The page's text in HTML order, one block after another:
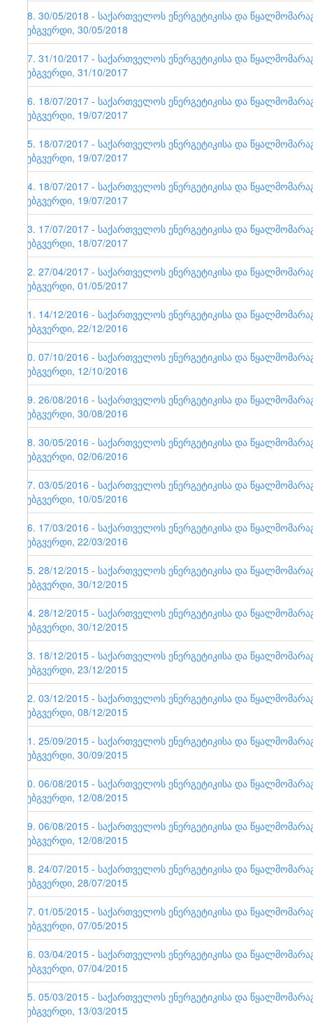
88. 30/05/2018 - საქართველოს ენერგეტიკისა და
ვებგვერდი, 30/05/2018
87. 31/10/2017 - საქართველოს ენერგეტიკისა და
ვებგვერდი, 31/10/2017
86. 18/07/2017 - საქართველოს ენერგეტიკისა და
ვებგვერდი, 19/07/2017
85. 18/07/2017 - საქართველოს ენერგეტიკისა და
ვებგვერდი, 19/07/2017
84. 18/07/2017 - საქართველოს ენერგეტიკისა და
ვებგვერდი, 19/07/2017
83. 17/07/2017 - საქართველოს ენერგეტიკისა და
ვებგვერდი, 18/07/2017
82. 27/04/2017 - საქართველოს ენერგეტიკისა და
ვებგვერდი, 01/05/2017
81. 14/12/2016 - საქართველოს ენერგეტიკისა და
ვებგვერდი, 22/12/2016
80. 07/10/2016 - საქართველოს ენერგეტიკისა და
ვებგვერდი, 12/10/2016
79. 26/08/2016 - საქართველოს ენერგეტიკისა და
ვებგვერდი, 30/08/2016
78. 30/05/2016 - საქართველოს ენერგეტიკისა და
ვებგვერდი, 02/06/2016
77. 03/05/2016 - საქართველოს ენერგეტიკისა და
ვებგვერდი, 10/05/2016
76. 17/03/2016 - საქართველოს ენერგეტიკისა და
ვებგვერდი, 22/03/2016
75. 28/12/2015 - საქართველოს ენერგეტიკისა და
ვებგვერდი, 30/12/2015
74. 28/12/2015 - საქართველოს ენერგეტიკისა და
ვებგვერდი, 30/12/2015
73. 18/12/2015 - საქართველოს ენერგეტიკისა და
ვებგვერდი, 23/12/2015
72. 03/12/2015 - საქართველოს ენერგეტიკისა და
ვებგვერდი, 08/12/2015
71. 25/09/2015 - საქართველოს ენერგეტიკისა და
ვებგვერდი, 30/09/2015
70. 06/08/2015 - საქართველოს ენერგეტიკისა და
ვებგვერდი, 12/08/2015
69. 06/08/2015 - საქართველოს ენერგეტიკისა და
ვებგვერდი, 12/08/2015
68. 24/07/2015 - საქართველოს ენერგეტიკისა და
ვებგვერდი, 28/07/2015
67. 01/05/2015 - საქართველოს ენერგეტიკისა და
ვებგვერდი, 07/05/2015
66. 03/04/2015 - საქართველოს ენერგეტიკისა და
ვებგვერდი, 07/04/2015
65. 05/03/2015 - საქართველოს ენერგეტიკისა და
ვებგვერდი, 13/03/2015